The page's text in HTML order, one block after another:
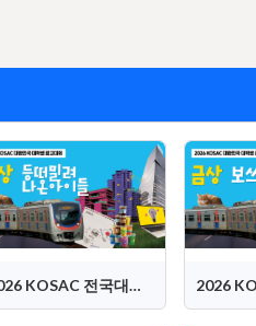
2026 KOSAC 전국대회 금상 (등 떠밀려 나온 아이들)